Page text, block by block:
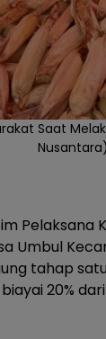
Saat
Nusantara)
Pelaksana
Umbul
tahap
20%